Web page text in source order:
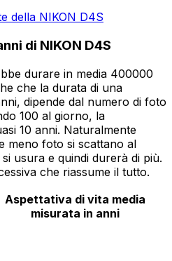
della NIKON D4S
di NIKON D4S
durare in media 400000
che la durata di una
dipende dal numero di foto
100 al giorno, la
10 anni. Naturalmente
meno foto si scattano al
usura e quindi durerà di più.
che riassume il tutto.
Aspettativa di vita media
misurata in anni